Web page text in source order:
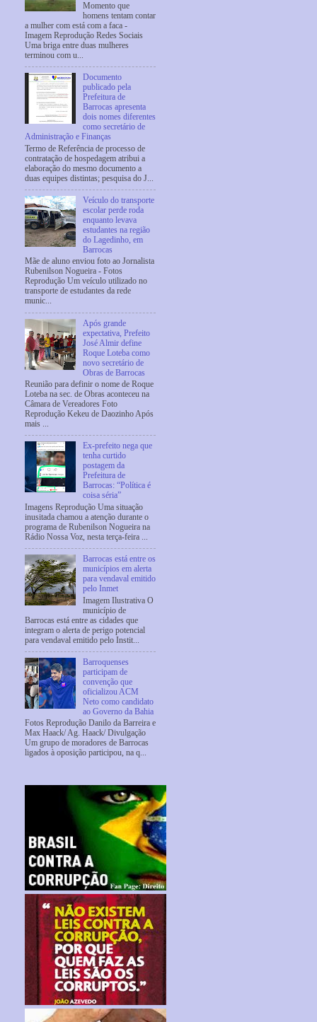
Momento que
homens tentam contar
a mulher com está com a faca -
Imagem Reprodução Redes Sociais
Uma briga entre duas mulheres
terminou com u...
Documento
publicado pela
Prefeitura de
Barrocas apresenta
dois nomes diferentes
como secretário de
Administração e Finanças
Termo de Referência de processo de
contratação de hospedagem atribui a
elaboração do mesmo documento a
duas equipes distintas; pesquisa do J...
Veículo do transporte
escolar perde roda
enquanto levava
estudantes na região
do Lagedinho, em
Barrocas
Mãe de aluno enviou foto ao Jornalista
Rubenilson Nogueira - Fotos
Reprodução Um veículo utilizado no
transporte de estudantes da rede
munic...
Após grande
expectativa, Prefeito
José Almir define
Roque Loteba como
novo secretário de
Obras de Barrocas
Reunião para definir o nome de Roque
Loteba na sec. de Obras aconteceu na
Câmara de Vereadores Foto
Reprodução Kekeu de Daozinho Após
mais ...
Ex-prefeito nega que
tenha curtido
postagem da
Prefeitura de
Barrocas: “Política é
coisa séria”
Imagens Reprodução Uma situação
inusitada chamou a atenção durante o
programa de Rubenilson Nogueira na
Rádio Nossa Voz, nesta terça-feira ...
Barrocas está entre os
municípios em alerta
para vendaval emitido
pelo Inmet
Imagem Ilustrativa O
município de
Barrocas está entre as cidades que
integram o alerta de perigo potencial
para vendaval emitido pelo Instit...
Barroquenses
participam de
convenção que
oficializou ACM
Neto como candidato
ao Governo da Bahia
Fotos Reprodução Danilo da Barreira e
Max Haack/ Ag. Haack/ Divulgação
Um grupo de moradores de Barrocas
ligados à oposição participou, na q...